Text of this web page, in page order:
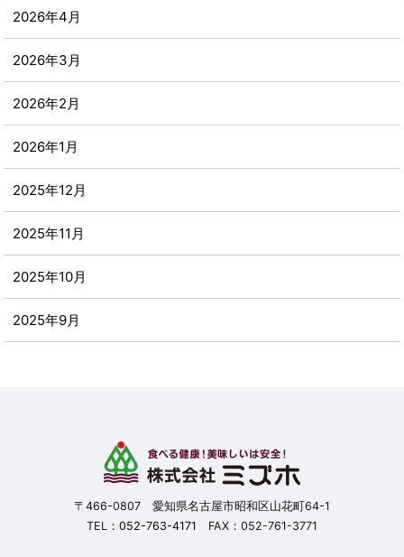
2026年4月
2026年3月
2026年2月
2026年1月
2025年12月
2025年11月
2025年10月
2025年9月
〒466-0807 愛知県名古屋市昭和区山花町64-1
TEL： 052-763-4171 FAX：052-761-3771